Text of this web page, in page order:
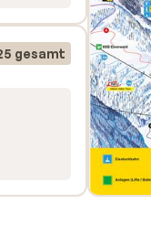
gesamt